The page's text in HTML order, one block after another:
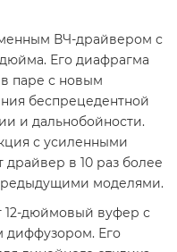
ВЧ-драйвером с
Его диафрагма
паре с новым
беспрецедентной
и дальнобойности.
с усиленными
драйвер в 10 раз более
моделями.
12-дюймовый вуфер с
Его